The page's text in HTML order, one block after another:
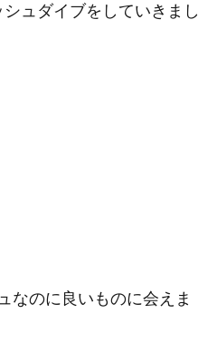
ュダイブをしていきまし
なのに良いものに会えま